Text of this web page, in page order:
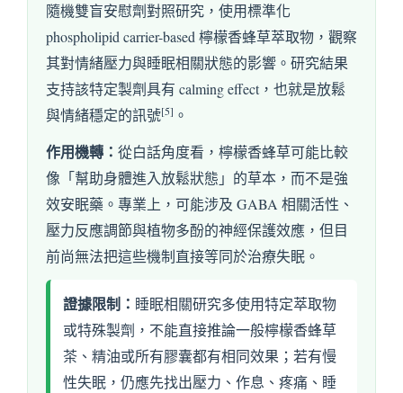
隨機雙盲安慰劑對照研究，使用標準化
phospholipid carrier-based 檸檬香蜂草萃取物，觀察
其對情緒壓力與睡眠相關狀態的影響。研究結果
支持該特定製劑具有 calming effect，也就是放鬆
與情緒穩定的訊號[5] 。
作用機轉： 從白話角度看，檸檬香蜂草可能比較
像「幫助身體進入放鬆狀態」的草本，而不是強
效安眠藥。專業上，可能涉及 GABA 相關活性、
壓力反應調節與植物多酚的神經保護效應，但目
前尚無法把這些機制直接等同於治療失眠。
證據限制： 睡眠相關研究多使用特定萃取物
或特殊製劑，不能直接推論一般檸檬香蜂草
茶、精油或所有膠囊都有相同效果；若有慢
性失眠，仍應先找出壓力、作息、疼痛、睡